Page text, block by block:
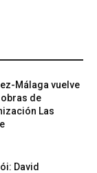
Málaga vuelve
de
Las
David